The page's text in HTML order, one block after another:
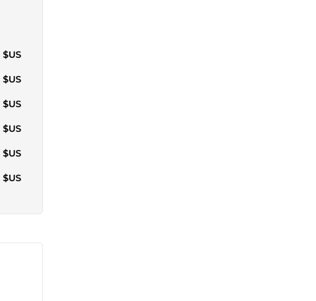
$US
$US
$US